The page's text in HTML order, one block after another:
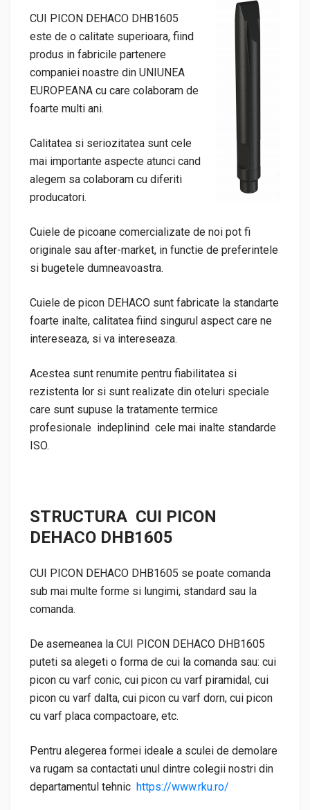
CUI PICON DEHACO DHB1605
este de o calitate superioara, fiind
produs in fabricile partenere
companiei noastre din UNIUNEA
EUROPEANA cu care colaboram de
foarte multi ani.
Calitatea si seriozitatea sunt cele
mai importante aspecte atunci cand
alegem sa colaboram cu diferiti
producatori.
Cuiele de picoane comercializate de noi pot fi
originale sau after-market, in functie de preferintele
si bugetele dumneavoastra.
Cuiele de picon DEHACO sunt fabricate la standarte
foarte inalte, calitatea fiind singurul aspect care ne
intereseaza, si va intereseaza.
Acestea sunt renumite pentru fiabilitatea si
rezistenta lor si sunt realizate din oteluri speciale
care sunt supuse la tratamente termice
profesionale indeplinind cele mai inalte standarde
ISO.
STRUCTURA CUI PICON
DEHACO DHB1605
CUI PICON DEHACO DHB1605 se poate comanda
sub mai multe forme si lungimi, standard sau la
comanda.
De asemeanea la CUI PICON DEHACO DHB1605
puteti sa alegeti o forma de cui la comanda sau: cui
picon cu varf conic, cui picon cu varf piramidal, cui
picon cu varf dalta, cui picon cu varf dorn, cui picon
cu varf placa compactoare, etc.
Pentru alegerea formei ideale a sculei de demolare
va rugam sa contactati unul dintre colegii nostri din
departamentul tehnic https://www.rku.ro/